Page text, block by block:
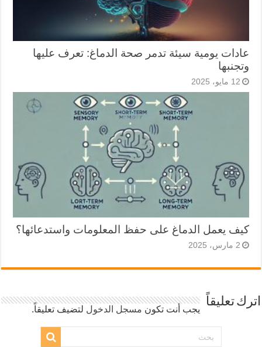
عادات يومية سيئة تدمر صحة الدماغ: تعرف عليها
وتجنبها
12 مايو، 2025
كيف يعمل الدماغ على حفظ المعلومات واستدعائها؟
2 مارس، 2025
اترك تعليقاً
يجب أنت تكون مسجل الدخول لتضيف تعليقاً.